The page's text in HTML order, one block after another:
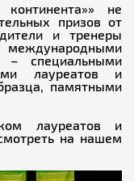
не
призов от
и тренеры
международными
– специальными
лауреатов и
памятными
лауреатов и
на нашем